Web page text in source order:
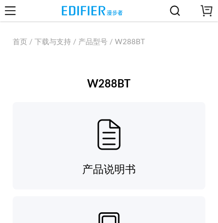
首页 / 下载与支持 / 产品型号 / W288BT
W288BT
产品说明书